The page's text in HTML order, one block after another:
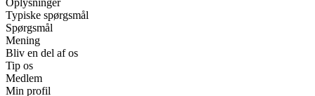
Typiske spørgsmål
Spørgsmål
Mening
Bliv en del af os
Tip os
Medlem
Min profil